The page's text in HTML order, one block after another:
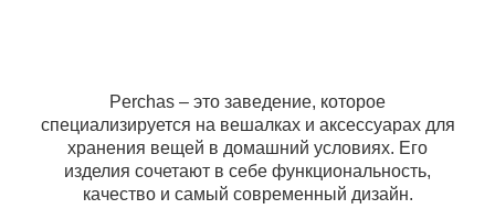
Perchas – это заведение, которое
специализируется на вешалках и аксессуарах для
хранения вещей в домашний условиях. Его
изделия сочетают в себе функциональность,
качество и самый современный дизайн.